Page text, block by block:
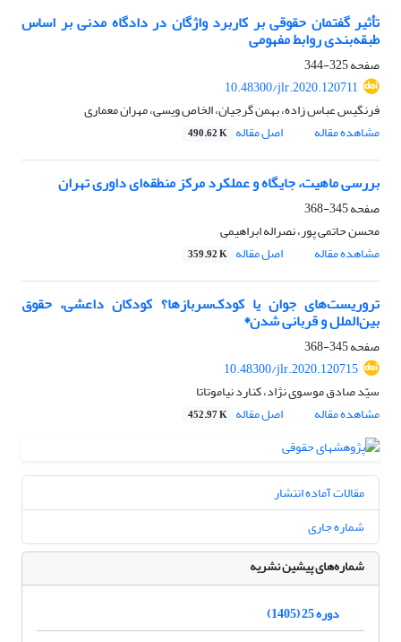
تأثیر گفتمان حقوقی بر کاربرد واژگان در دادگاه مدنی بر اساس
طبقه‌بندی روابط مفهومی
صفحه325-344
10.48300/jlr.2020.120711
فرنگیس عباس‫ زاده، بهمن گرجیان، الخاص ویسی، مهران معماری
مشاهده مقاله
اصل مقاله 490.62 K
بررسی ماهیت، جایگاه و عملکرد مرکز منطقه‌ای داوری تهران
صفحه345-368
محسن حاتمی پور، نصراله ابراهیمی
مشاهده مقاله
اصل مقاله 359.92 K
تروریست‌های جوان یا کودک‌سربازها؟ کودکان داعشی، حقوق
بین‌الملل و قربانی شدن*
صفحه345-368
10.48300/jlr.2020.120715
سیّد صادق موسوی نژاد، کنارد نیاموتاتا
مشاهده مقاله
اصل مقاله 452.97 K
مقالات آماده انتشار
شماره جاری
شماره‌های پیشین نشریه
دوره 25 (1405)